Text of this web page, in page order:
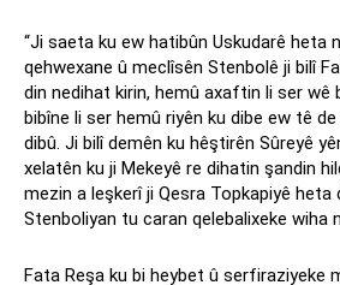
“Ji saeta ku ew hatibûn Uskudarê heta
qehwexane û meclîsên Stenbolê ji bilî
din nedihat kirin, hemû axaftin li ser wê
bibîne li ser hemû riyên ku dibe ew tê
dibû. Ji bilî demên ku hêştirên Sûreyê
xelatên ku ji Mekeyê re dihatin şandin
mezin a leşkerî ji Qesra Topkapiyê heta
Stenboliyan tu caran qelebalixeke wiha
Fata Reşa ku bi heybet û serfiraziyeke